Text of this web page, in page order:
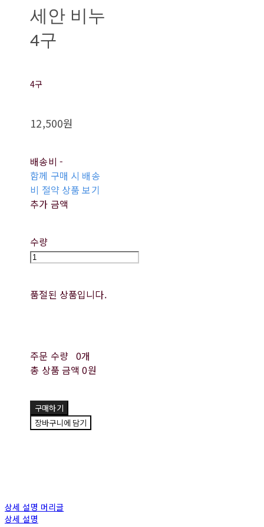
세안 비누
4구
4구
12,500원
배송비 -
함께 구매 시 배송
비 절약 상품 보기
추가 금액
수량
품절된 상품입니다.
주문 수량 0개
총 상품 금액 0원
구매하기
장바구니에 담기
상세 설명 머리글
상세 설명